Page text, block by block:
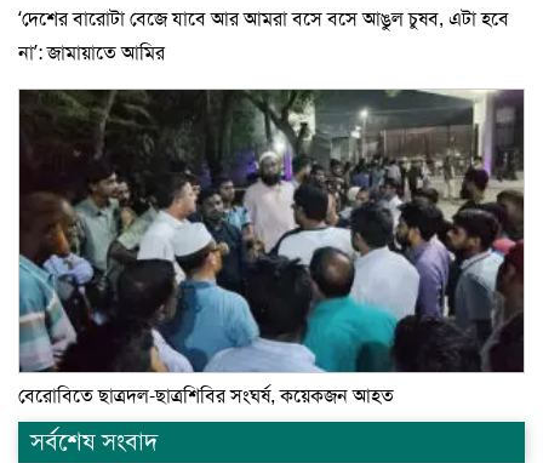
‘দেশের বারোটা বেজে যাবে আর আমরা বসে বসে আঙুল চুষব, এটা হবে
না’: জামায়াতে আমির
বেরোবিতে ছাত্রদল-ছাত্রশিবির সংঘর্ষ, কয়েকজন আহত
সর্বশেষ সংবাদ